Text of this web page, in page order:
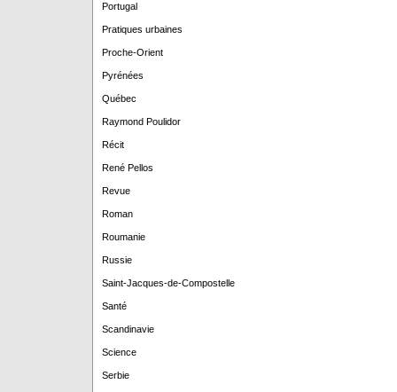
Portugal
Pratiques urbaines
Proche-Orient
Pyrénées
Québec
Raymond Poulidor
Récit
René Pellos
Revue
Roman
Roumanie
Russie
Saint-Jacques-de-Compostelle
Santé
Scandinavie
Science
Serbie